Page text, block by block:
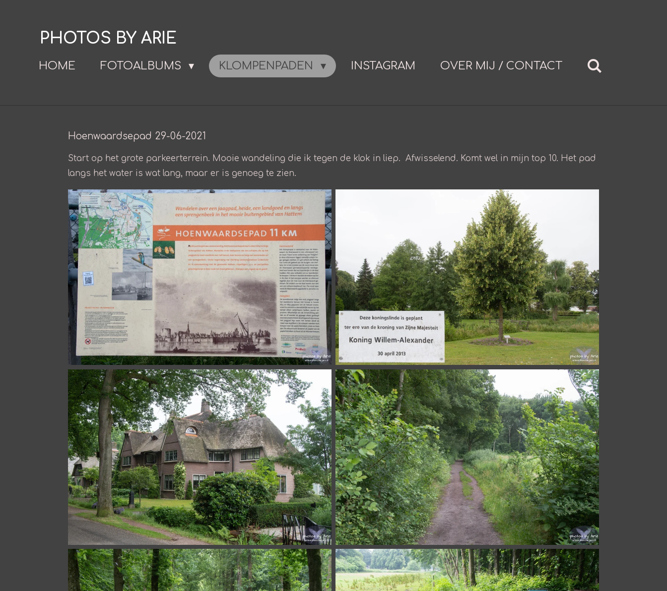
hoofdinhoud
PHOTOS BY ARIE
HOME FOTOALBUMS KLOMPENPADEN INSTAGRAM OVER MIJ / CONTACT
Hoenwaardsepad 29-06-2021
Start op het grote parkeerterrein. Mooie wandeling die ik tegen de klok in liep. Afwisselend. Komt wel in mijn top 10. Het pad
langs het water is wat lang, maar er is genoeg te zien.